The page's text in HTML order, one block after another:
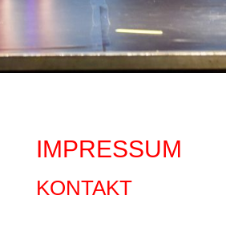
IMPRESSUM
KONTAKT